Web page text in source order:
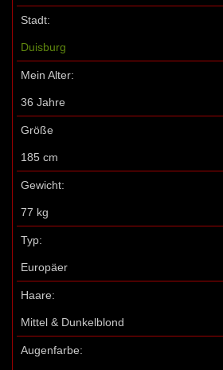
Stadt:
Duisburg
Mein Alter:
36 Jahre
Größe
185 cm
Gewicht:
77 kg
Typ:
Europäer
Haare:
Mittel & Dunkelblond
Augenfarbe: